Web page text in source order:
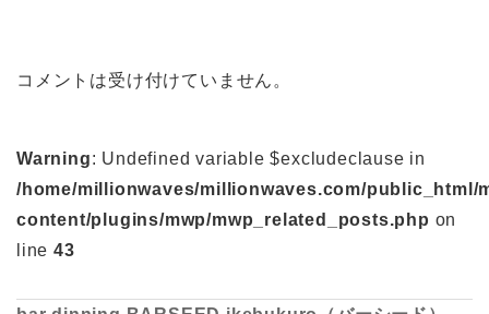
コメントは受け付けていません。
Warning: Undefined variable $excludeclause in
/home/millionwaves/millionwaves.com/public_html/
content/plugins/mwp/mwp_related_posts.php on
line 43